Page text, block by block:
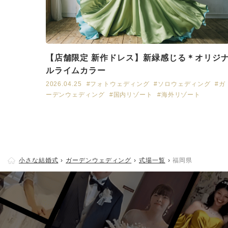
【店舗限定 新作ドレス】新緑感じる＊オリジ
ルライムカラー
2026.04.25 #フォトウェディング #ソロウェディング
#ガ
ーデンウェディング
#国内リゾート #海外リゾート
小さな結婚式 ガーデンウェディング 式場一覧 福岡県